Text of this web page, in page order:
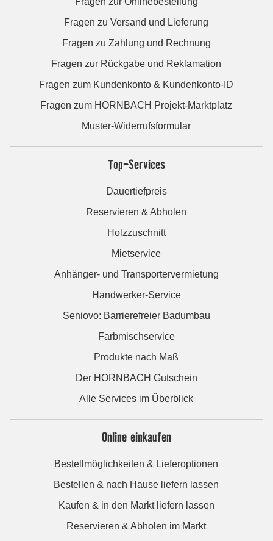
Fragen zu Versand und Lieferung
Fragen zu Zahlung und Rechnung
Fragen zur Rückgabe und Reklamation
Fragen zum Kundenkonto & Kundenkonto-ID
Fragen zum HORNBACH Projekt-Marktplatz
Muster-Widerrufsformular
Top-Services
Dauertiefpreis
Reservieren & Abholen
Holzzuschnitt
Mietservice
Anhänger- und Transportervermietung
Handwerker-Service
Seniovo: Barrierefreier Badumbau
Farbmischservice
Produkte nach Maß
Der HORNBACH Gutschein
Alle Services im Überblick
Online einkaufen
Bestellmöglichkeiten & Lieferoptionen
Bestellen & nach Hause liefern lassen
Kaufen & in den Markt liefern lassen
Reservieren & Abholen im Markt